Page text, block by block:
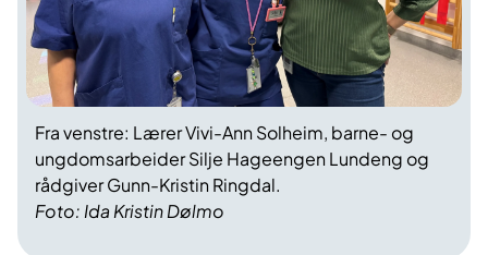
Foto: Ida Kristin Dølmo
Fra venstre: Lærer Vivi-Ann Solheim, barne- og
ungdomsarbeider Silje Hageengen Lundeng og
rådgiver Gunn-Kristin Ringdal.